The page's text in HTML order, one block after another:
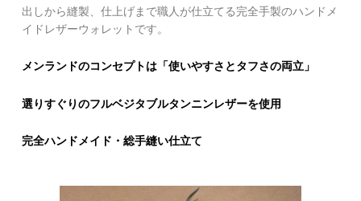
出しから縫製、仕上げまで職人が仕立てる完全手製のハンドメ
イドレザーウォレットです。
メンランドのコンセプトは「使いやすさとタフさの両立」
選りすぐりのフルベジタブルタンニンレザーを使用
完全ハンドメイド・総手縫い仕立て